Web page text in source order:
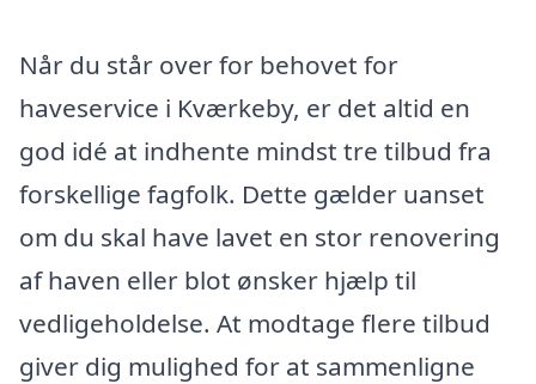
Når du står over for behovet for
haveservice i Kværkeby, er det altid en
god idé at indhente mindst tre tilbud fra
forskellige fagfolk. Dette gælder uanset
om du skal have lavet en stor renovering
af haven eller blot ønsker hjælp til
vedligeholdelse. At modtage flere tilbud
giver dig mulighed for at sammenligne